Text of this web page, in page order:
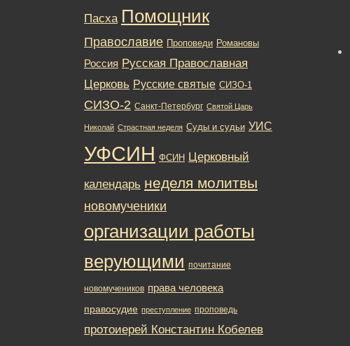
Пасха Помощник
Православие Проповеди Романовы
Россия Русская Православная
Церковь Русские святые СИЗО-1
СИЗО-2 Санкт-Петербург Святой Царь
Николай Страстная неделя Суды и судьи УИС
УФСИН ФСИН Церковный
календарь неделя молитвы
новомученики
организации работы
верующими почитание
новомучеников права человека
правосудие преступление проповедь
протоиерей Константин Кобелев